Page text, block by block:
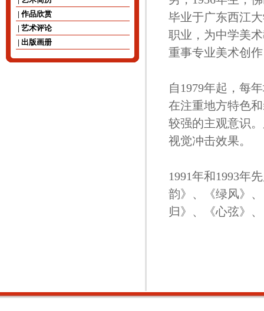
| 作品欣赏
| 艺术评论
| 出版画册
毕业于广东西江
职业，为中学美
重事专业美术创
自1979年起，每
在注重地方特色
较强的主观意识
视觉冲击效果。
1991年和1993年
韵》、《绿风》
归》、《心弦》